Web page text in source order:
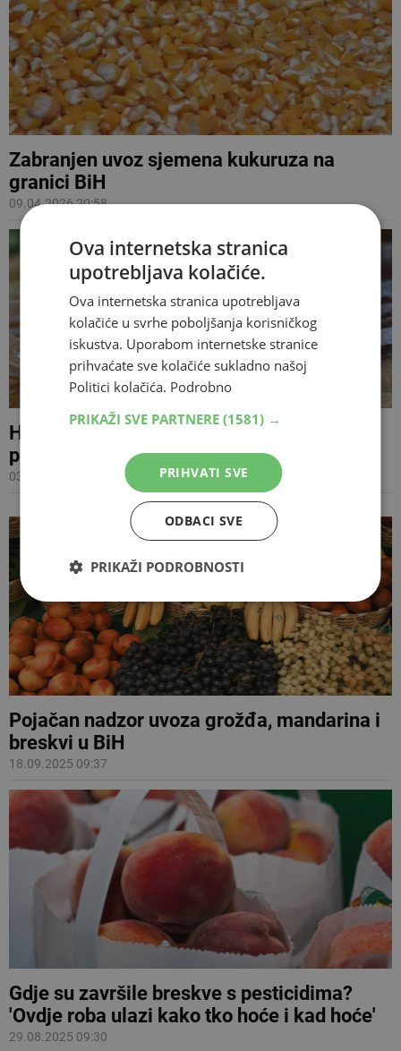
Zabranjen uvoz sjemena kukuruza na
granici BiH
09.04.2026 20:58
Hercegovački ćupter nije jedini, ovo su svi
proizvodi u BiH sa zaštićenim oznakama
03.02.2026 10:45
Pojačan nadzor uvoza grožđa, mandarina i
breskvi u BiH
18.09.2025 09:37
Gdje su završile breskve s pesticidima?
'Ovdje roba ulazi kako tko hoće i kad hoće'
29.08.2025 09:30
Ova internetska stranica
upotrebljava kolačiće.
Ova internetska stranica upotrebljava
kolačiće u svrhe poboljšanja korisničkog
iskustva. Uporabom internetske stranice
prihvaćate sve kolačiće sukladno našoj
Politici kolačića. Podrobno
PRIKAŽI SVE PARTNERE (1581) →
PRIHVATI SVE
ODBACI SVE
PRIKAŽI PODROBNOSTI